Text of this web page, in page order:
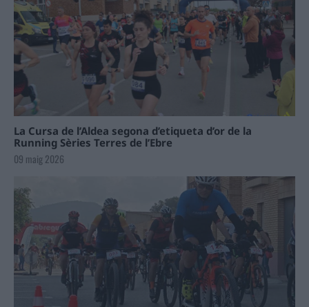
La Cursa de l’Aldea segona d’etiqueta d’or de la
Running Sèries Terres de l’Ebre
09 maig 2026